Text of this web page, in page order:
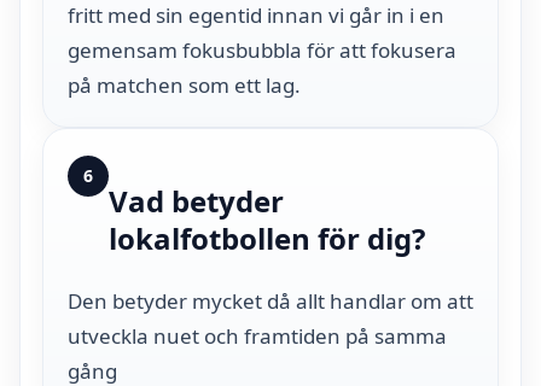
fritt med sin egentid innan vi går in i en
gemensam fokusbubbla för att fokusera
på matchen som ett lag.
6
Vad betyder
lokalfotbollen för dig?
Den betyder mycket då allt handlar om att
utveckla nuet och framtiden på samma
gång